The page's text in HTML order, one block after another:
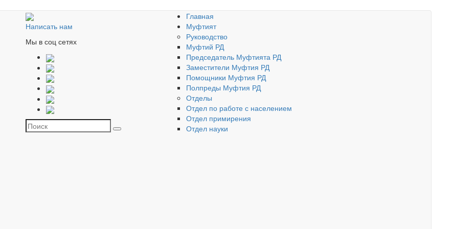
Написать нам
Мы в соц сетях
Главная
Муфтият
Руководство
Муфтий РД
Председатель Муфтията РД
Заместители Муфтия РД
Помощники Муфтия РД
Полпреды Муфтия РД
Отделы
Отдел по работе с населением
Отдел примирения
Отдел науки